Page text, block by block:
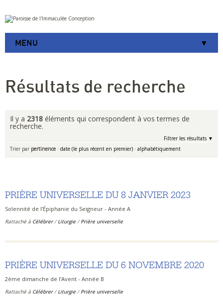
Aller
au
contenu.
à
Outils
personnels
MENU
Résultats de recherche
Il y a 2318 éléments qui correspondent à vos termes de
recherche.
Filtrer les résultats
Trier par pertinence · date (le plus récent en premier) · alphabétiquement
PRIÈRE UNIVERSELLE DU 8 JANVIER 2023
Solennité de l’Épiphanie du Seigneur - Année A
Rattaché à Célébrer / Liturgie / Prière universelle
PRIÈRE UNIVERSELLE DU 6 NOVEMBRE 2020
2ème dimanche de l’Avent - Année B
Rattaché à Célébrer / Liturgie / Prière universelle